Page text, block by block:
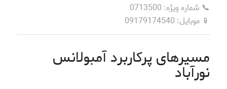
📞 شماره ویژه: 0713500
📱 موبایل: 09179174540
مسیرهای پرکاربرد آمبولانس
نورآباد